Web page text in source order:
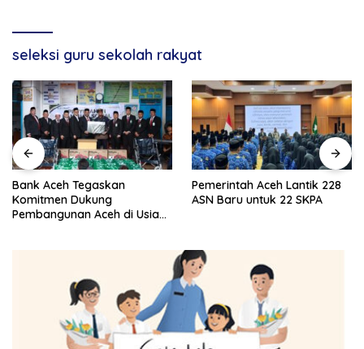
seleksi guru sekolah rakyat
Bank Aceh Tegaskan
Komitmen Dukung
Pembangunan Aceh di Usia
Pemerintah Aceh Lantik 228
ASN Baru untuk 22 SKPA